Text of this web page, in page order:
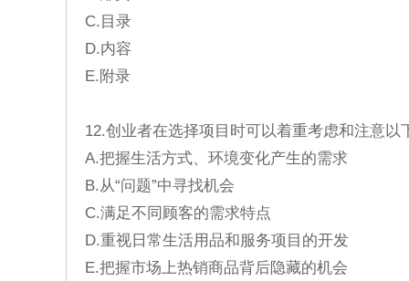
C.目录
D.内容
E.附录
12.创业者在选择项目时可以着重考虑和注意以
A.把握生活方式、环境变化产生的需求
B.从“问题”中寻找机会
C.满足不同顾客的需求特点
D.重视日常生活用品和服务项目的开发
E.把握市场上热销商品背后隐藏的机会